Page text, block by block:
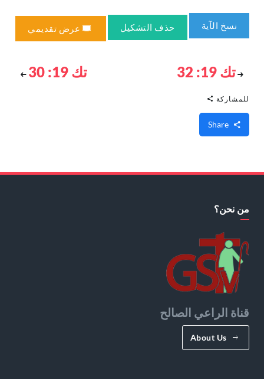
نسخ الآية حذف التشكيل عرض تقديمي
تك 19: 32 تك 19: 30
للمشاركة
من نحن؟
قناة الراعي الصالح
About Us